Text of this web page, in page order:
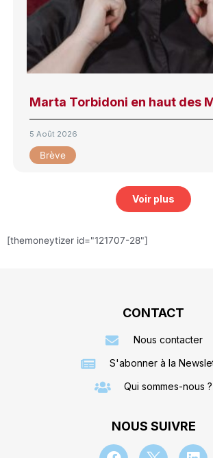
Marta Torbidoni en haut des
5 Août 2026
Brève
Voir plus
[themoneytizer id="121707-28"]
CONTACT
Nous contacter
S'abonner à la
Qui sommes-nous ?
NOUS SUIVRE